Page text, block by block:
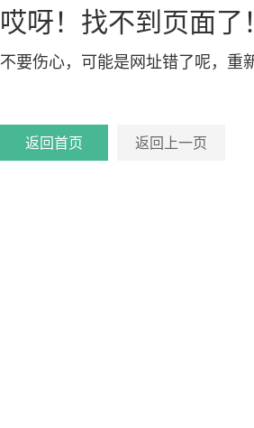
哎呀！找不到页面了
不要伤心，可能是网址错了呢，重
返回首页 返回上一页